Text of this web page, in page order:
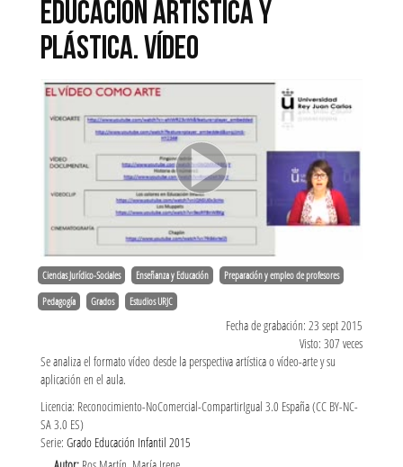
EDUCACIÓN ARTÍSTICA Y
PLÁSTICA. VÍDEO
Ciencias Jurídico-Sociales Enseñanza y Educación Preparación y empleo de profesores
Pedagogía Grados Estudios URJC
Fecha de grabación: 23 sept 2015
Visto: 307 veces
Se analiza el formato vídeo desde la perspectiva artística o vídeo-arte y su
aplicación en el aula.
Licencia: Reconocimiento-NoComercial-CompartirIgual 3.0 España (CC BY-NC-
SA 3.0 ES)
Serie: Grado Educación Infantil 2015